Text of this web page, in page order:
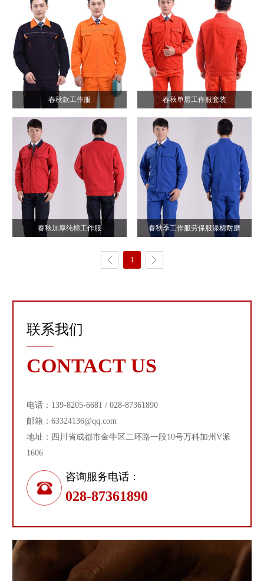
春秋款工作服 春秋单层工作服套装
春秋加厚纯棉工作服 春秋季工作服劳保服涤棉耐磨
1
联系我们
CONTACT US
电话：139-8205-6681 / 028-87361890
邮箱：63324136@qq.com
地址：四川省成都市金牛区二环路一段10号万科加州V派
1606
咨询服务电话：
028-87361890